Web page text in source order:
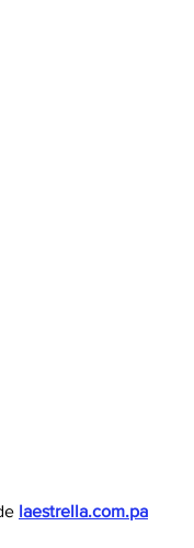
laestrella.com.pa